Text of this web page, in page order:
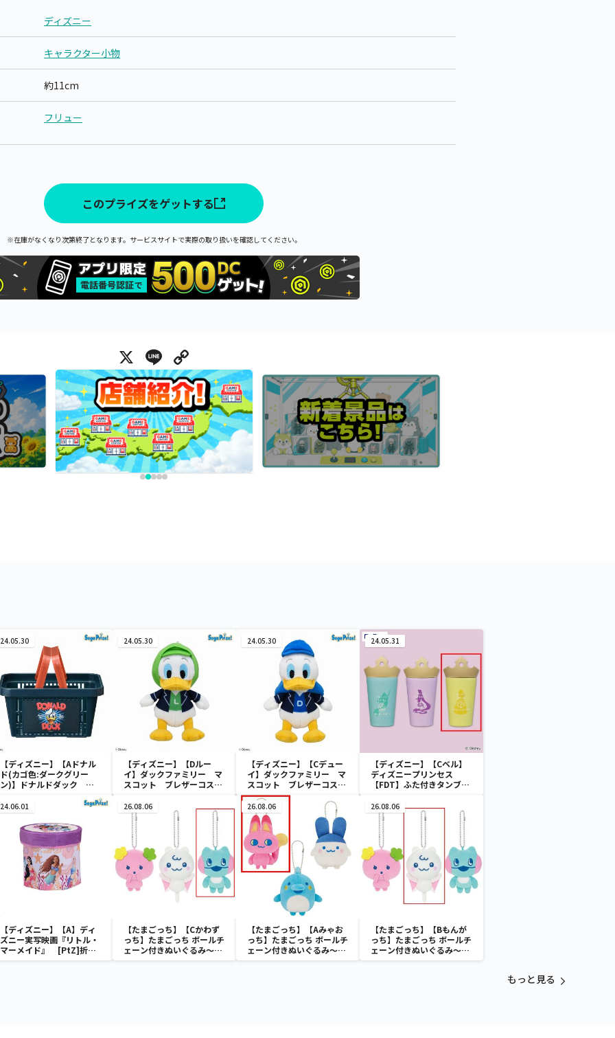
ディズニー
キャラクター小物
約11cm
フリュー
このプライズをゲットする
※在庫がなくなり次第終了となります。サービスサイトで実際の取り扱いを確認してください。
X Line
24.05.30
【ディズニー】【Aドナル
ド(カゴ色:ダークグリー
ン)】ドナルドダック ミ
24.05.30
【ディズニー】【Dルー
イ】ダックファミリー マ
スコット ブレザーコスチ
24.05.30
【ディズニー】【Cデュー
イ】ダックファミリー マ
スコット ブレザーコスチ
ューム
24.05.31
【ディズニー】【Cベル】
ディズニープリンセス
【FDT】ふた付きタンブラ
24.06.01
【ディズニー】【A】ディ
ズニー実写映画『リトル・
マーメイド』 [PtZ]折り
畳みボックスチェアー
26.08.06
【たまごっち】【Cかわず
っち】たまごっち ボールチ
ェーン付きぬいぐるみ～
Tamagotchi Paradise～
26.08.06
【たまごっち】【Aみゃお
っち】たまごっち ボールチ
ェーン付きぬいぐるみ～
Tamagotchi Paradise～
26.08.06
【たまごっち】【Bもんが
っち】たまごっち ボールチ
ェーン付きぬいぐるみ～
Tamagotchi Paradise～
もっと見る